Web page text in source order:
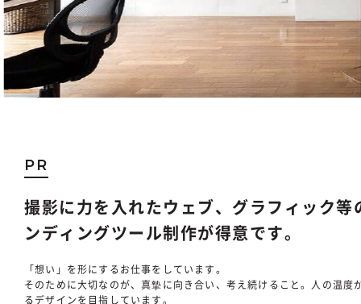
PR
撮影に力を入れたウェブ、グラフィック等
ンディングツール制作が得意です。
「想い」を形にするお仕事をしています。
そのために大切なのが、真摯に向き合い、考え続けること。人の温度
るデザインを目指しています。